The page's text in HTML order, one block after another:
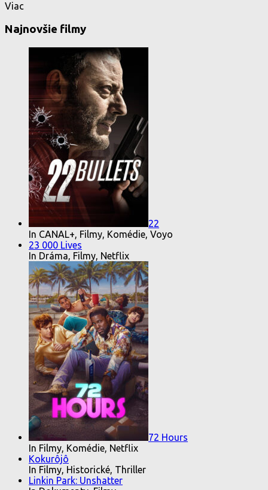
Viac
Najnovšie filmy
22
In CANAL+, Filmy, Komédie, Voyo
23 000 Lives
In Dráma, Filmy, Netflix
72 Hours
In Filmy, Komédie, Netflix
Kokurôjô
In Filmy, Historické, Thriller
Linkin Park: Unshatter